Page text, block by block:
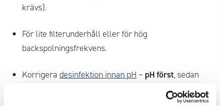
krävs).
För lite filterunderhåll eller för hög
backspolningsfrekvens.
Korrigeradesinfektion innan pH – pH först, sedan